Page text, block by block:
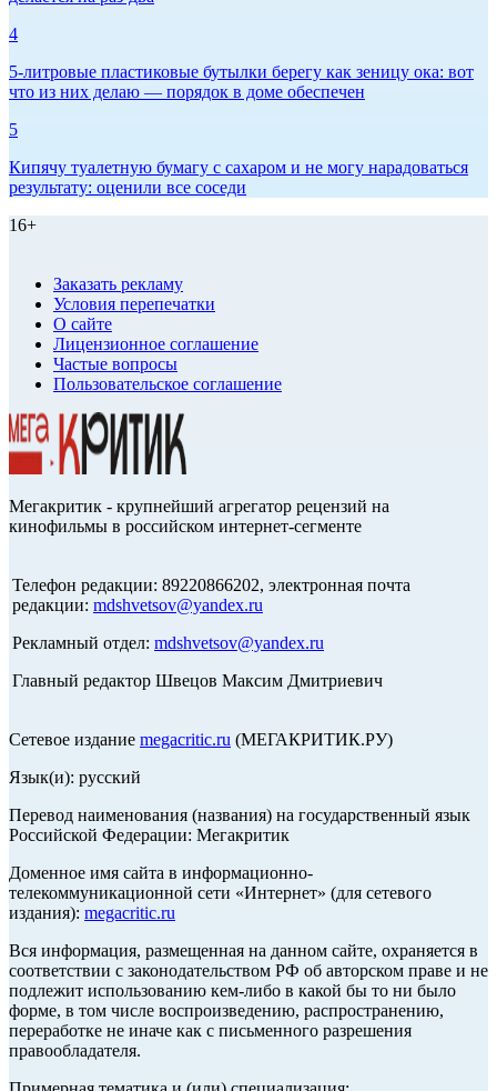
4
5-литровые пластиковые бутылки берегу как зеницу ока: вот
что из них делаю — порядок в доме обеспечен
5
Кипячу туалетную бумагу с сахаром и не могу нарадоваться
результату: оценили все соседи
16+
Заказать рекламу
Условия перепечатки
О сайте
Лицензионное соглашение
Частые вопросы
Пользовательское соглашение
Мегакритик - крупнейший агрегатор рецензий на
кинофильмы в российском интернет-сегменте
Телефон редакции: 89220866202, электронная почта
редакции: mdshvetsov@yandex.ru
Рекламный отдел: mdshvetsov@yandex.ru
Главный редактор Швецов Максим Дмитриевич
Сетевое издание megacritic.ru (МЕГАКРИТИК.РУ)
Язык(и): русский
Перевод наименования (названия) на государственный язык
Российской Федерации: Мегакритик
Доменное имя сайта в информационно-
телекоммуникационной сети «Интернет» (для сетевого
издания): megacritic.ru
Вся информация, размещенная на данном сайте, охраняется в
соответствии с законодательством РФ об авторском праве и не
подлежит использованию кем-либо в какой бы то ни было
форме, в том числе воспроизведению, распространению,
переработке не иначе как с письменного разрешения
правообладателя.